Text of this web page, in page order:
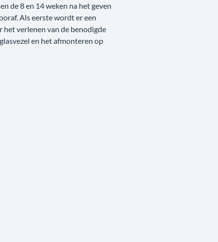
de 8 en 14 weken na het geven
Als eerste wordt er een
het verlenen van de benodigde
en het afmonteren op